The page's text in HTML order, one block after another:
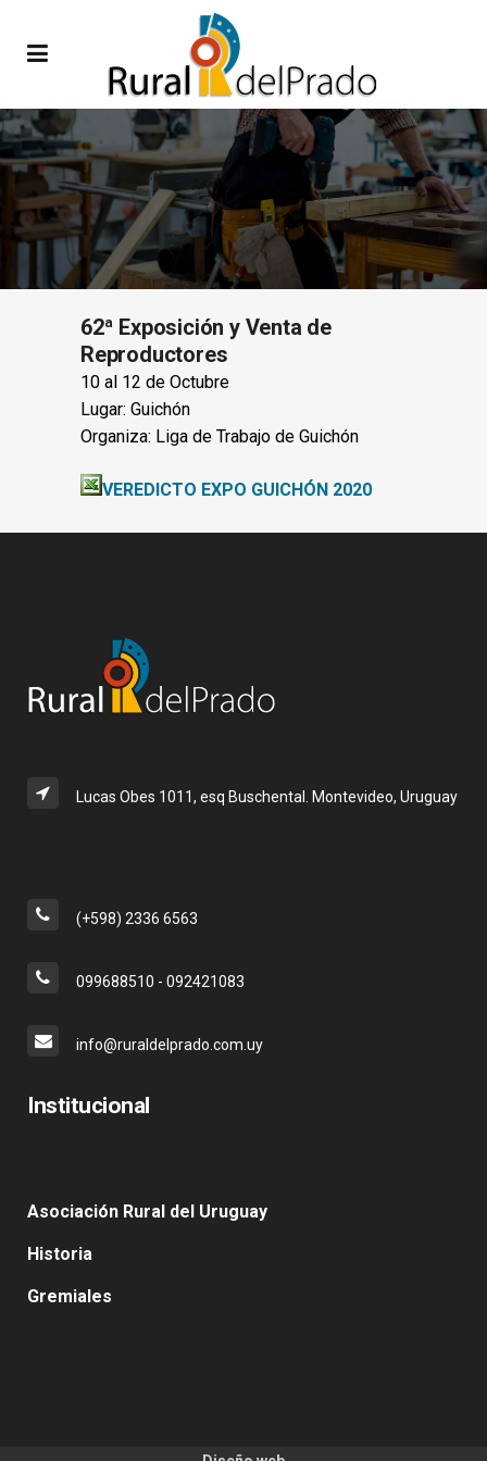
62ª Exposición y Venta de
Reproductores
10 al 12 de Octubre
Lugar: Guichón
Organiza: Liga de Trabajo de Guichón
VEREDICTO EXPO GUICHÓN 2020
Lucas Obes 1011, esq Buschental. Montevideo, Uruguay
(+598) 2336 6563
099688510 - 092421083
info@ruraldelprado.com.uy
Institucional
Asociación Rural del Uruguay
Historia
Gremiales